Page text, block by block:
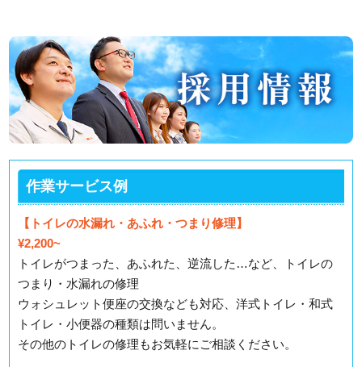
作業サービス例
【トイレの水漏れ・あふれ・つまり修理】
¥2,200~
トイレがつまった、あふれた、逆流した…など、トイレの
つまり・水漏れの修理
ウォシュレット便座の交換なども対応、洋式トイレ・和式
トイレ・小便器の種類は問いません。
その他のトイレの修理もお気軽にご相談ください。